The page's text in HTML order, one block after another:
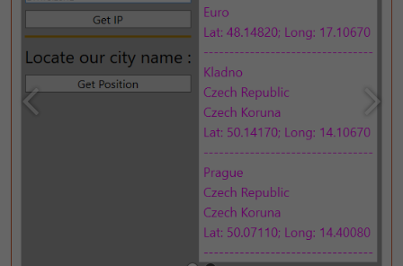
Umelá inteligencia -10%
Pre deti